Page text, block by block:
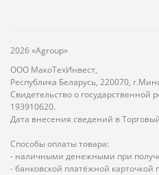
2026 «Agroup»
ООО МакоТехИнвест,
Республика Беларусь, 220070,
Свидетельство о государственной
193910620.
Дата внесения сведений в
Способы оплаты товара:
- наличными денежными при
- банковской платёжной карточкой